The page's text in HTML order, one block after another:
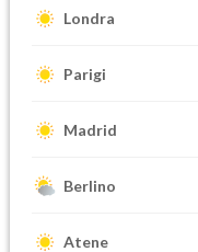
Londra
Parigi
Madrid
Berlino
Atene